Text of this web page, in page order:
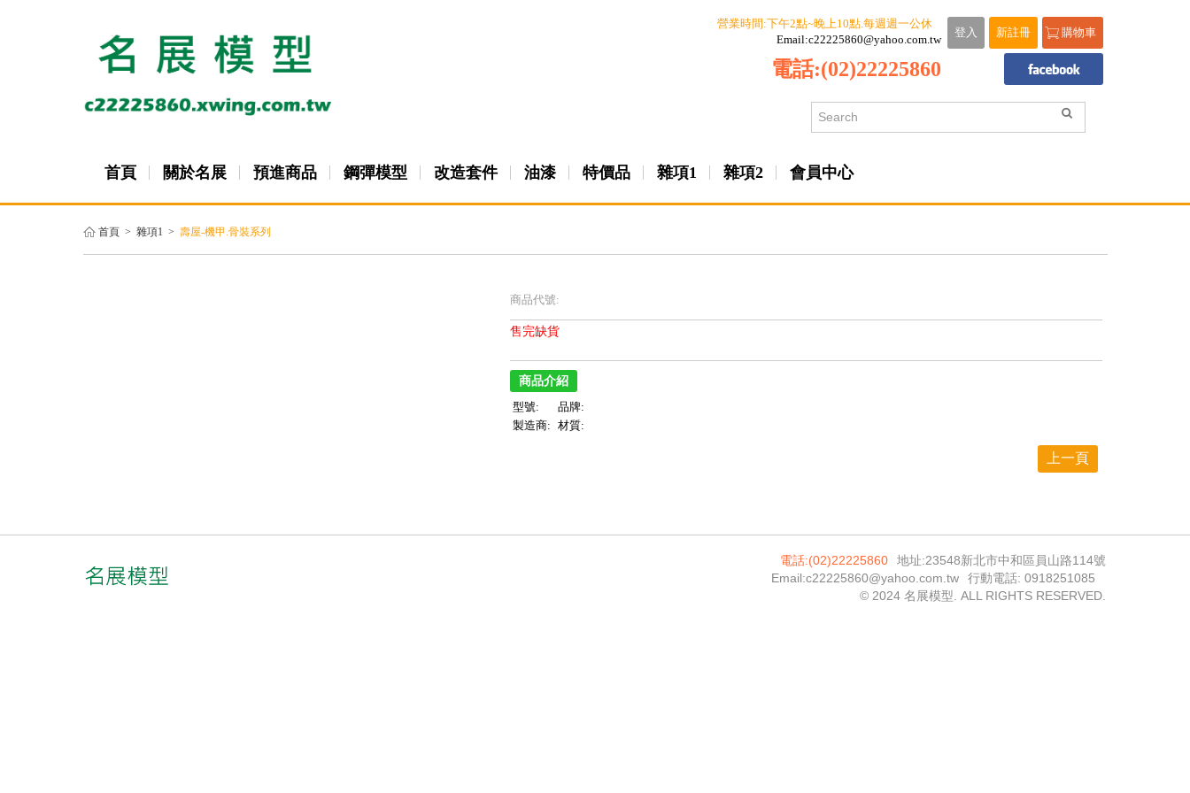
購物車
新註冊
登入
營業時間:下午2點~晚上10點.每週週一公休
Email:c22225860@yahoo.com.tw
電話:(02)22225860
首頁 關於名展 預進商品 鋼彈模型 改造套件 油漆 特價品 雜項1 雜項2 會員中心
首頁 > 雜項1 > 壽屋-機甲.骨裝系列
商品代號:
售完缺貨
商品介紹
型號:
品牌:
製造商:
材質:
上一頁
地址:23548新北市中和區員山路114號
電話:(02)22225860
行動電話: 0918251085
Email:c22225860@yahoo.com.tw
© 2024 名展模型. ALL RIGHTS RESERVED.